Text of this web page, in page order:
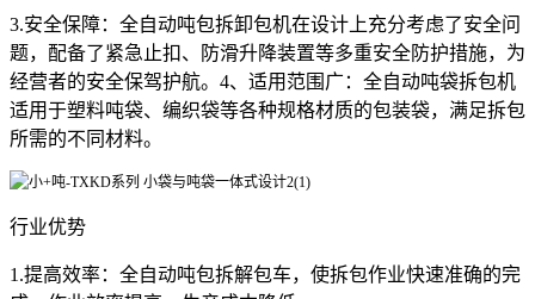
3.安全保障：全自动吨包拆卸包机在设计上充分考虑了安全问
题，配备了紧急止扣、防滑升降装置等多重安全防护措施，为
经营者的安全保驾护航。4、适用范围广：全自动吨袋拆包机
适用于塑料吨袋、编织袋等各种规格材质的包装袋，满足拆包
所需的不同材料。
行业优势
1.提高效率：全自动吨包拆解包车，使拆包作业快速准确的完